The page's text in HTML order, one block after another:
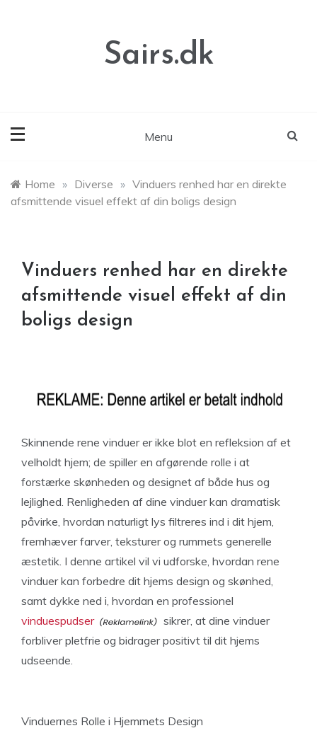
Sairs.dk
Menu
Home » Diverse » Vinduers renhed har en direkte
afsmittende visuel effekt af din boligs design
Vinduers renhed har en direkte
afsmittende visuel effekt af din
boligs design
Skinnende rene vinduer er ikke blot en refleksion af et
velholdt hjem; de spiller en afgørende rolle i at
forstærke skønheden og designet af både hus og
lejlighed. Renligheden af dine vinduer kan dramatisk
påvirke, hvordan naturligt lys filtreres ind i dit hjem,
fremhæver farver, teksturer og rummets generelle
æstetik. I denne artikel vil vi udforske, hvordan rene
vinduer kan forbedre dit hjems design og skønhed,
samt dykke ned i, hvordan en professionel
vinduespudser
sikrer, at dine vinduer
forbliver pletfrie og bidrager positivt til dit hjems
udseende.
Vinduernes Rolle i Hjemmets Design